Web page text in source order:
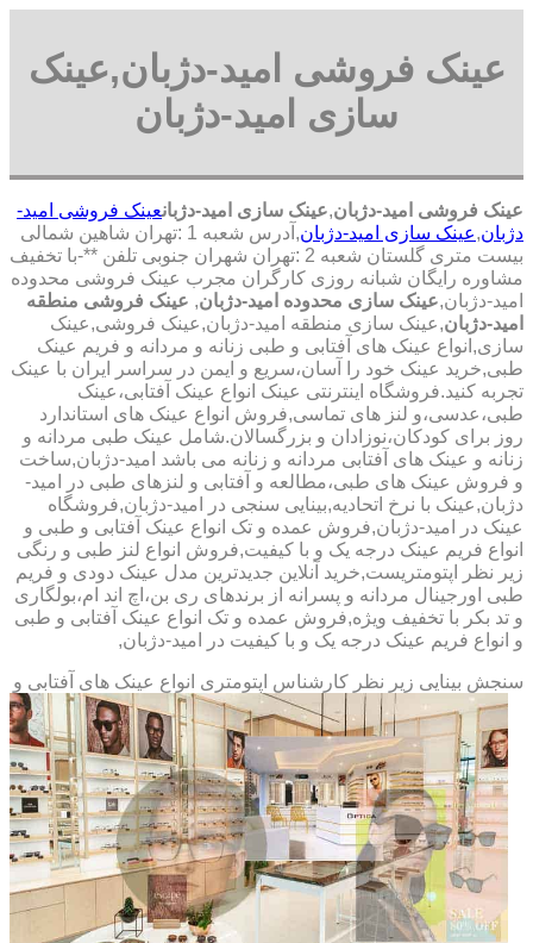
عینک فروشی امید-دژبان,عینک
سازی امید-دژبان
عینک فروشی امید-دژبان,عینک سازی امید-دژبانعینک فروشی امید-
دژبان,عینک سازی امید-دژبان
,آدرس شعبه 1 :تهران شاهین شمالی
بیست متری گلستان شعبه 2 :تهران شهران جنوبی تلفن **-با تخفیف
مشاوره رایگان شبانه روزی کارگران مجرب عینک فروشی محدوده
امید-دژبان,عینک سازی محدوده امید-دژبان, عینک فروشی منطقه
امید-دژبان,عینک سازی منطقه امید-دژبان,عینک فروشی,عینک
سازی,انواع عینک های آفتابی و طبی زنانه و مردانه و فریم عینک
طبی,خرید عینک خود را آسان،سریع و ایمن در سراسر ایران با عینک
تجربه کنید.فروشگاه اینترنتی عینک انواع عینک آفتابی،عینک
طبی،عدسی،و لنز های تماسی,فروش انواع عینک های استاندارد
روز برای کودکان،نوزادان و بزرگسالان.شامل عینک طبی مردانه و
زنانه و عینک های آفتابی مردانه و زنانه می باشد امید-دژبان,ساخت
و فروش عینک های طبی،مطالعه و آفتابی و لنزهای طبی در امید-
دژبان,عینک با نرخ اتحادیه,بینایی سنجی در امید-دژبان,فروشگاه
عینک در امید-دژبان,فروش عمده و تک انواع عینک آفتابی و طبی و
انواع فریم عینک درجه یک و با کیفیت,فروش انواع لنز طبی و رنگی
زیر نظر اپتومتریست,خرید آنلاین جدیدترین مدل عینک دودی و فریم
طبی اورجینال مردانه و پسرانه از برندهای ری بن،اچ اند ام،بولگاری
و تد بکر با تخفیف ویژه,فروش عمده و تک انواع عینک آفتابی و طبی
و انواع فریم عینک درجه یک و با کیفیت در امید-دژبان,
سنجش بینایی زیر نظر کارشناس اپتومتری انواع عینک های آفتابی و